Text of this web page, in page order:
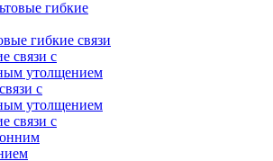
гибкие связи
с
утолщением